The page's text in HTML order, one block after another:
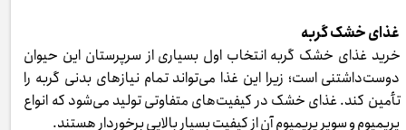
غذای خشک گربه
خرید غذای خشک گربه انتخاب اول بسیاری از سرپرستان این حیوان
دوست‌داشتنی است؛ زیرا این غذا می‌تواند تمام نیازهای بدنی گربه را
تأمین کند. غذای خشک در کیفیت‌های متفاوتی تولید می‌شود که انواع
پریمیوم و سوپر پریمیوم آن از کیفیت بسیار بالایی برخوردار هستند.